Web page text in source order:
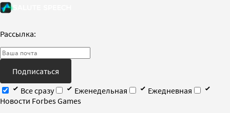
Рассылка:
Подписаться
Все сразу
Еженедельная
Ежедневная
Новости Forbes Games